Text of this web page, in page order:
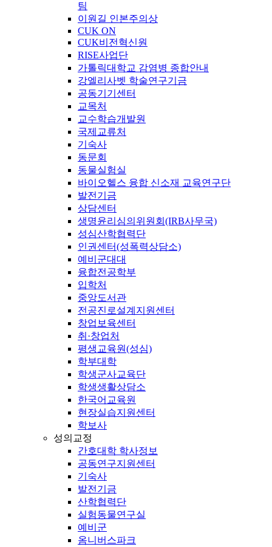
팀
이원길 인본주의상
CUK ON
CUK비전혁신원
RISE사업단
가톨릭대학교 감염병 종합안내
강엘리사벳 학술연구기금
공동기기센터
교목처
교수학습개발원
국제교류처
기숙사
동문회
동물실험실
바이오헬스 융합 신소재 교육연구단
발전기금
상담센터
생명윤리심의위원회(IRB사무국)
성심산학협력단
인권센터(성폭력상담소)
예비군대대
융합전공학부
입학처
중앙도서관
전공진로설계지원센터
창업보육센터
취·창업처
평생교육원(성심)
학부대학
학생군사교육단
학생생활상담소
한국어교육원
현장실습지원센터
학보사
성의교정
간호대학 학사정보
공동연구지원센터
기숙사
발전기금
산학협력단
실험동물연구실
예비군
옴니버스파크